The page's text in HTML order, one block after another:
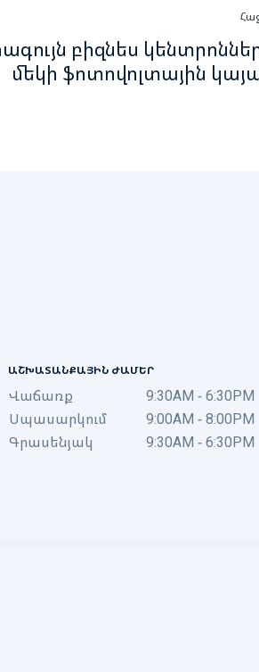
բիզնես
մեկի ֆոտովոլտային
ԱՇԽԱՏԱՆՔԱՅԻՆ ԺԱՄԵՐ
Վաճառք
9:30AM - 6:30PM
Սպասարկում
9:00AM - 8:00PM
Գրասենյակ
9:30AM - 6:30PM